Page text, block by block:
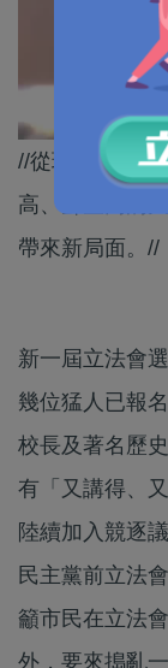
//從現時及已收
高、聲望高的
帶來新局面。//
新一屆立法會
幾位猛人已報
校長及著名歷
有「又講得、
陸續加入競逐
民主黨前立法
籲市民在立法
外，要來搗亂一